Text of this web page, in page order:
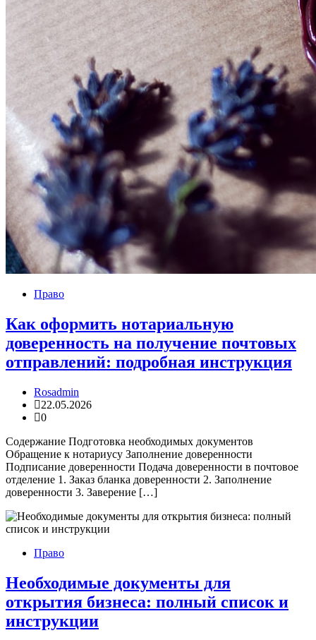
Право
Как оформить нотариальную
доверенность на получение почтовых
отправлений: подробная инструкция
Rosadmin
22.05.2026
0
Содержание Подготовка необходимых документов
Обращение к нотариусу Заполнение доверенности
Подписание доверенности Подача доверенности в почтовое
отделение 1. Заказ бланка доверенности 2. Заполнение
доверенности 3. Заверение […]
Право
Необходимые документы для
открытия бизнеса: полный список и
инструкции